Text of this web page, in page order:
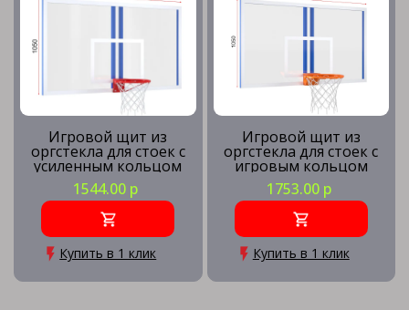
Игровой щит из
оргстекла для стоек с
усиленным кольцом
1544.00 р
Купить в 1 клик
Игровой щит из
оргстекла для стоек с
игровым кольцом
1753.00 р
Купить в 1 клик